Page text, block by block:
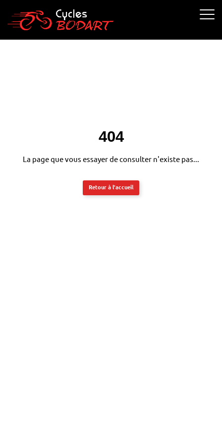
Ouvrir
404
La page que vous essayer de consulter n'existe pas...
Retour à l'accueil